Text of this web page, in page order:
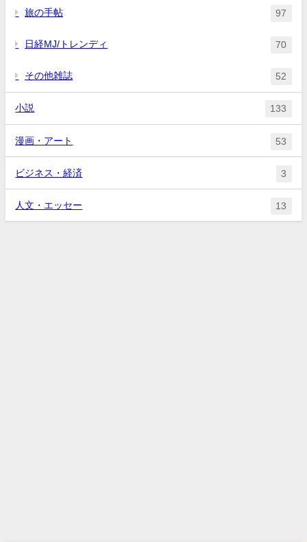
旅の手帖 97
日経MJ/トレンディ 70
その他雑誌 52
小説 133
漫画・アート 53
ビジネス・経済 3
人文・エッセー 13